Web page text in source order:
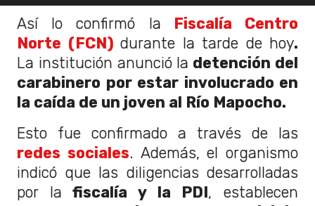
Así lo confirmó la Fiscalía Centro
Norte (FCN) durante la tarde de hoy.
La institución anunció la detención del
carabinero por estar involucrado en
la caída de un joven al Río Mapocho.
Esto fue confirmado a través de las
redes sociales. Además, el organismo
indicó que las diligencias desarrolladas
por la fiscalía y la PDI, establecen